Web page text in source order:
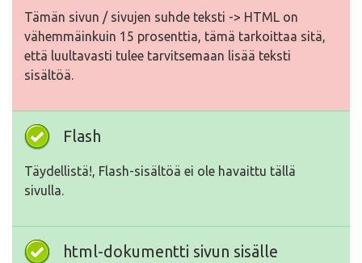
Tämän sivun / sivujen suhde teksti -> HTML on
vähemmäinkuin 15 prosenttia, tämä tarkoittaa sitä,
että luultavasti tulee tarvitsemaan lisää teksti
sisältöä.
Flash
Täydellistä!, Flash-sisältöä ei ole havaittu tällä
sivulla.
html-dokumentti sivun sisälle